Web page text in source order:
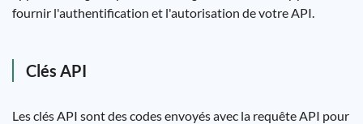
fournir l'authentification et l'autorisation de votre API.
Clés API
Les clés API sont des codes envoyés avec la requête API pour